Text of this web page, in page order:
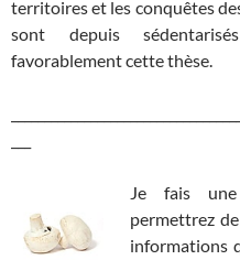
territoires et les conquêtes
sont depuis
favorablement cette thèse.
Je fais
permettrez
informations